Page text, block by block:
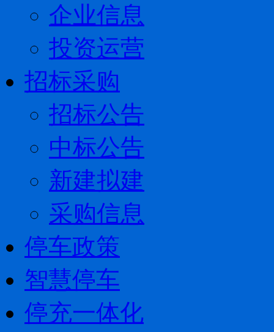
企业信息
投资运营
招标采购
招标公告
中标公告
新建拟建
采购信息
停车政策
智慧停车
停充一体化